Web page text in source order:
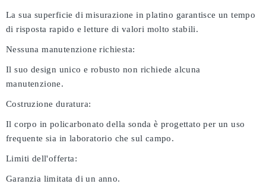
La sua superficie di misurazione in platino garantisce un tempo
di risposta rapido e letture di valori molto stabili.
Nessuna manutenzione richiesta:
Il suo design unico e robusto non richiede alcuna
manutenzione.
Costruzione duratura:
Il corpo in policarbonato della sonda è progettato per un uso
frequente sia in laboratorio che sul campo.
Limiti dell'offerta:
Garanzia limitata di un anno.